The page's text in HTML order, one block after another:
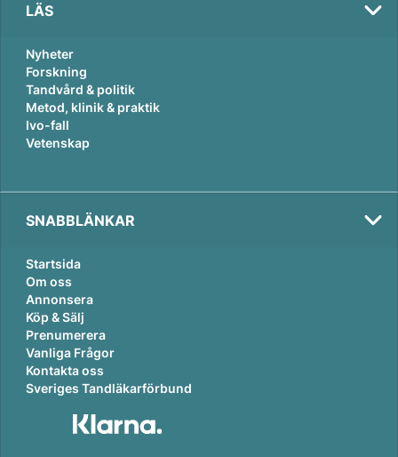
LÄS
Nyheter
Forskning
Tandvård & politik
Metod, klinik & praktik
Ivo-fall
Vetenskap
SNABBLÄNKAR
Startsida
Om oss
Annonsera
Köp & Sälj
Prenumerera
Vanliga Frågor
Kontakta oss
Sveriges Tandläkarförbund